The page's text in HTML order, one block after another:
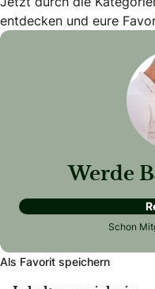
entdecken und eure
Werde
Schon
Als Favorit speichern